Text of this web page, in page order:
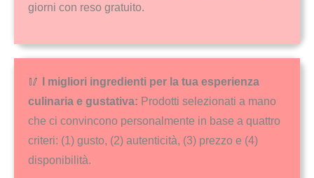
giorni con reso gratuito.
🥢
I migliori ingredienti per la tua esperienza
culinaria e gustativa: Prodotti selezionati a mano
che ci convincono personalmente in base a quattro
criteri: (1) gusto, (2) autenticità, (3) prezzo e (4)
disponibilità.